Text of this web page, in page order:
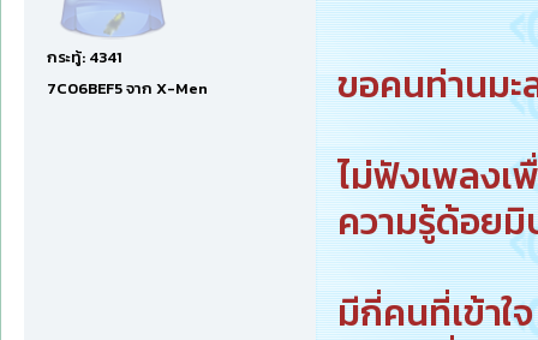
กระทู้: 4341
7C06BEF5 จาก X-Men
ขอคนท่านมะ
ไม่ฟังเพลง
ความรู้ด้อย
มีกี่คนที่เข้าใ